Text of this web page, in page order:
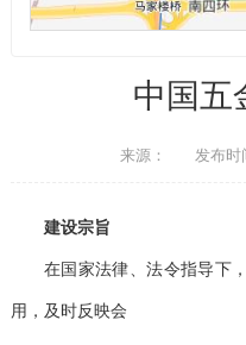
中国五
来源： 发布时
建设宗旨
在国家法律、法令指导下
用，及时反映会